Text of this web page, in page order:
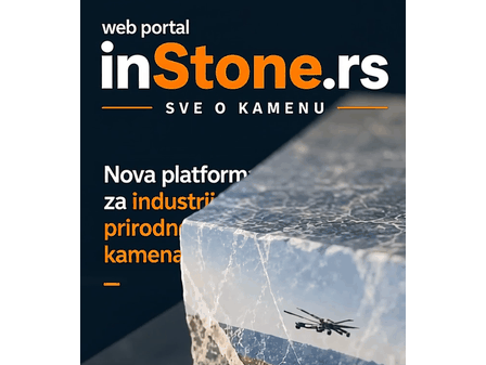
Proizvodnja iC7 Hybrid 1500 VDC
mrežnog pretvarača sa tečnim
hlađenjem
COMBYPACK
EVOKS Maintenance Management